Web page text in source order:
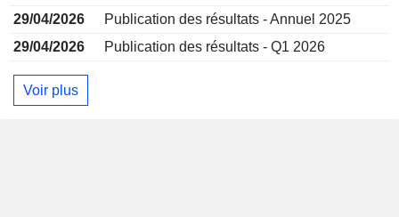
29/04/2026
Publication des résultats - Annuel 2025
29/04/2026
Publication des résultats - Q1 2026
Voir plus